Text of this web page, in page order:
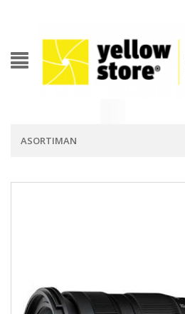
ASORTIMAN